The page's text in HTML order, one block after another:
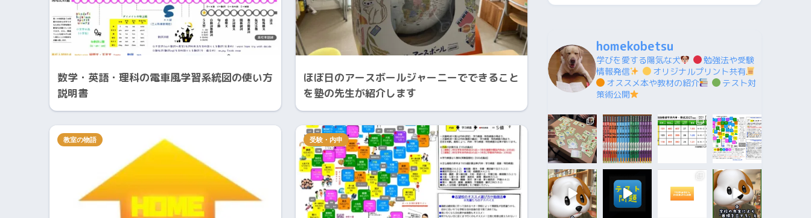
数学・英語・理科の電車風学習系統図の使い方
説明書
ほぼ日のアースボールジャーニーでできること
を塾の先生が紹介します
教室の物語 受験・内申
homekobetsu
学びを愛する陽気な犬
勉強法や受験
情報発信
オリジナルプリント共有
オススメ本や教材の紹介
テスト対
策術公開